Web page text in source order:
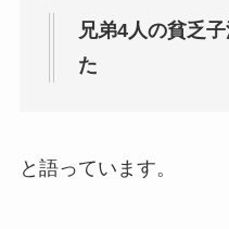
兄弟4人の貧乏
た
と語っています。